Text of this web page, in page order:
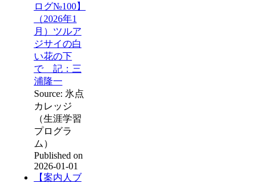
ログ№100】
（2026年1
月）ツルア
ジサイの白
い花の下
で 記：三
浦隆一
Source: 氷点
カレッジ
（生涯学習
プログラ
ム）
Published on
2026-01-01
【案内人ブ